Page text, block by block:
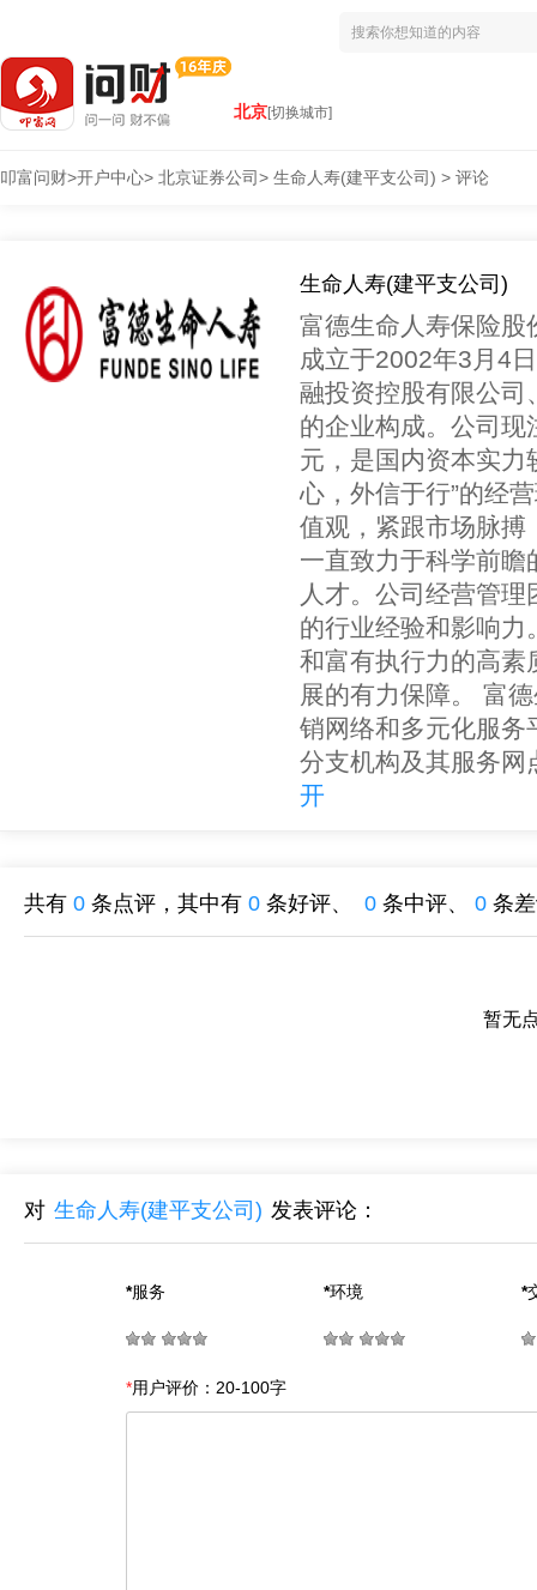
北京[切换城市]
叩富问财>开户中心> 北京证券公司> 生命人寿(建平支公司) > 评论
生命人寿(建平支公司)
富德生命人寿保险股
成立于2002年3月4
融投资控股有限公司
的企业构成。公司
元，是国内资本实力
心，外信于行”的经
值观，紧跟市场脉搏
一直致力于科学前瞻
人才。公司经营管
的行业经验和影响力
和富有执行力的高素
展的有力保障。 富
销网络和多元化服务
分支机构及其服务网
开
共有 0 条点评，其中有 0 条好评、 0 条中评、 0 条
暂无
对 生命人寿(建平支公司) 发表评论：
*服务 *环境 *
*用户评价：20-100字